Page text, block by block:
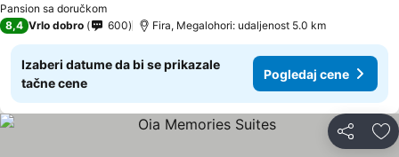
Pansion sa doručkom
8,4 Vrlo dobro 600 Fira, Megalohori: udaljenost 5.0 km
Izaberi datume da bi se prikazale
tačne cene
Pogledaj cene
Deli